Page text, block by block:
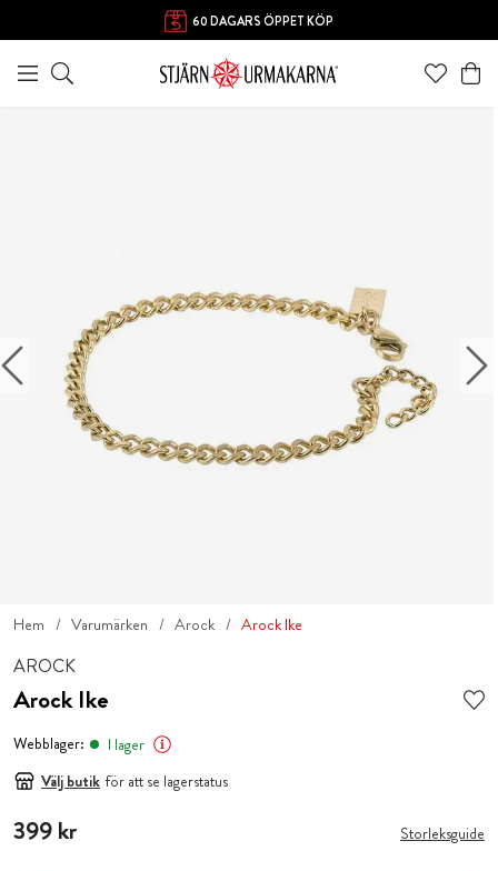
60 DAGARS ÖPPET KÖP
Hem Varumärken Arock Arock Ike
AROCK
Arock Ike
Webblager:
I lager
Välj butik för att se lagerstatus
Pris:399 kr
399 kr Storleksguide